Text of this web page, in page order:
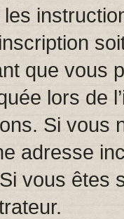
que vous
lors de
Si vous
adresse
vous êtes